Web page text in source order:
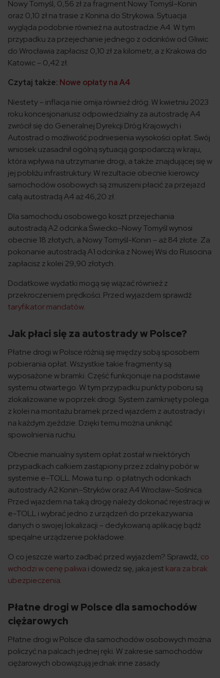
Nowy Tomyśl, 0,56 zł za fragment Nowy Tomyśl–Konin
oraz 0,10 zł na trasie z Konina do Strykowa. Sytuacja
wygląda podobnie również na autostradzie A4. W tym
przypadku za przejechanie jednego z odcinków od Gliwic
do Wrocławia zapłacisz 0,10 zł za kilometr, a z Krakowa do
Katowic – 0,42 zł.
Czytaj także: Nowe opłaty na A4
Niestety – inflacja nie omija również dróg. W kwietniu 2023
roku koncesjonariusz odpowiedzialny za autostradę A4
zwrócił się do Generalnej Dyrekcji Dróg Krajowych i
Autostrad o możliwość podniesienia wysokości opłat. Swój
wniosek uzasadnił ogólną sytuacją gospodarczą w kraju,
która wpływa na utrzymanie drogi, a także znajdującej się w
jej pobliżu infrastruktury. W rezultacie obecnie kierowcy
samochodów osobowych są zmuszeni płacić za przejazd
całą autostradą A4 aż 46,20 zł.
Dla samochodu osobowego koszt przejechania
autostradą A2 odcinka Świecko-Nowy Tomyśl wynosi
obecnie 18 złotych, a Nowy Tomyśl-Konin – aż 84 złote. Za
pokonanie autostradą A1 odcinka z Nowej Wsi do Rusocina
zapłacisz z kolei 29,90 złotych.
Dodatkowe wydatki mogą się wiązać również z
przekroczeniem prędkości. Przed wyjazdem sprawdź
taryfikator mandatów.
Jak płaci się za autostrady w Polsce?
Płatne drogi w Polsce różnią się między sobą sposobem
pobierania opłat. Wszystkie takie fragmenty są
wyposażone w bramki. Część funkcjonuje na podstawie
systemu otwartego. W tym przypadku punkty poboru są
zlokalizowane w poprzek drogi. System zamknięty polega
z kolei na montażu bramek przed wjazdem z autostrady i
na każdym zjeździe. Dzięki temu można uniknąć
spowolnienia ruchu.
Obecnie manualny system opłat został w niektórych
przypadkach całkiem zastąpiony przez zdalny pobór w
systemie e-TOLL. Mowa tu np. o płatnych odcinkach
autostrady A2 Konin–Stryków oraz A4 Wrocław–Sośnica.
Przed wjazdem na taką drogę należy dokonać rejestracji w
e-TOLL i wybrać jedno z urządzeń do przekazywania
danych o swojej lokalizacji – dedykowaną aplikację bądź
specjalne urządzenie pokładowe.
O co jeszcze warto zadbać przed wyjazdem? Sprawdź, co
wchodzi w cenę paliwa i dowiedz się, jaka jest kara za brak
ubezpieczenia.
Płatne drogi w Polsce dla samochodów
ciężarowych
Płatne drogi w Polsce dla samochodów osobowych można
policzyć na palcach jednej ręki. W zakresie samochodów
ciężarowych obowiązują jednak inne zasady.